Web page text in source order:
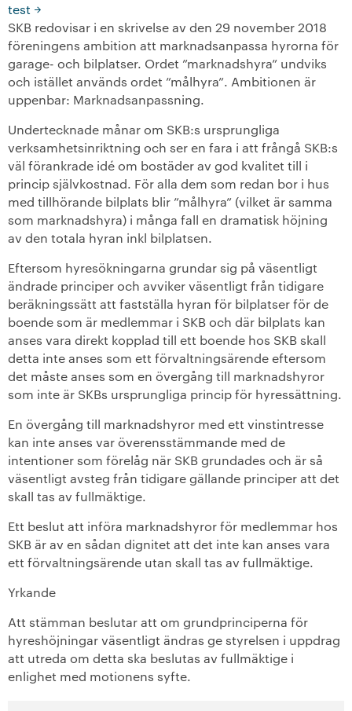
Så här gör du!
+
Förtroendevalda
Föreningsstämma
Kvartersråd
-
Motioner
Att skriva en motion
Motionshäften
Motionsdatabas
+
På gång i föreningen
Läs din medlemstidning
SKB i siffror
SKBs historia
Den kooperativa koden
+
Verkställande organisation
+
Kontakta oss
SKB in English
test
SKB redovisar i en skrivelse av den 29 november 2018
föreningens ambition att marknadsanpassa hyrorna för
garage- och bilplatser. Ordet ”marknadshyra” undviks
och istället används ordet ”målhyra”. Ambitionen är
uppenbar: Marknadsanpassning.
Undertecknade månar om SKB:s ursprungliga
verksamhetsinriktning och ser en fara i att frångå SKB:s
väl förankrade idé om bostäder av god kvalitet till i
princip självkostnad. För alla dem som redan bor i hus
med tillhörande bilplats blir ”målhyra” (vilket är samma
som marknadshyra) i många fall en dramatisk höjning
av den totala hyran inkl bilplatsen.
Eftersom hyresökningarna grundar sig på väsentligt
ändrade principer och avviker väsentligt från tidigare
beräkningssätt att fastställa hyran för bilplatser för de
boende som är medlemmar i SKB och där bilplats kan
anses vara direkt kopplad till ett boende hos SKB skall
detta inte anses som ett förvaltningsärende eftersom
det måste anses som en övergång till marknadshyror
som inte är SKBs ursprungliga princip för hyressättning.
En övergång till marknadshyror med ett vinstintresse
kan inte anses var överensstämmande med de
intentioner som förelåg när SKB grundades och är så
väsentligt avsteg från tidigare gällande principer att det
skall tas av fullmäktige.
Ett beslut att införa marknadshyror för medlemmar hos
SKB är av en sådan dignitet att det inte kan anses vara
ett förvaltningsärende utan skall tas av fullmäktige.
Yrkande
Att stämman beslutar att om grundprinciperna för
hyreshöjningar väsentligt ändras ge styrelsen i uppdrag
att utreda om detta ska beslutas av fullmäktige i
enlighet med motionens syfte.